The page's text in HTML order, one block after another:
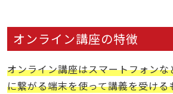
オンライン講座の特徴
オンライン講座はスマートフォンな
に繋がる端末を使って講義を受ける